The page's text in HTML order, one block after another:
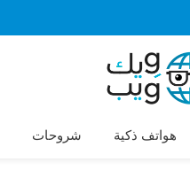
هواتف ذكية شروحات